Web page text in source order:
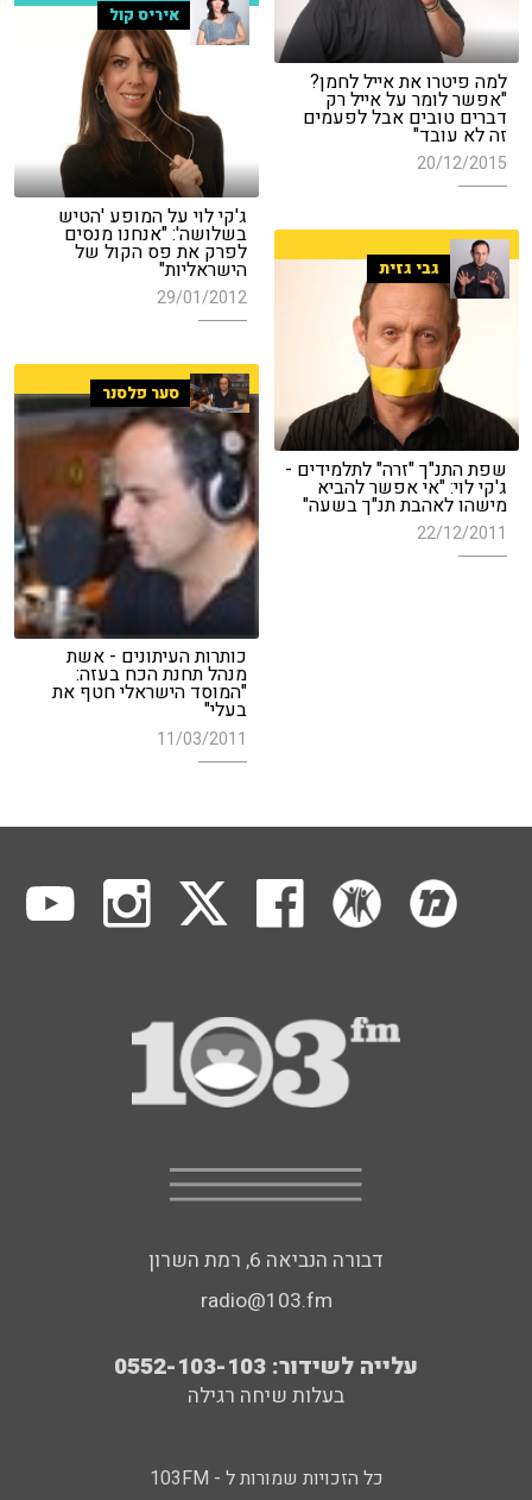
למה פיטרו את אייל לחמן?
"אפשר לומר על אייל רק
דברים טובים אבל לפעמים
זה לא עובד"
20/12/2015
איריס קול
ג'קי לוי על המופע 'הטיש
בשלושה': "אנחנו מנסים
לפרק את פס הקול של
הישראליות"
29/01/2012
גבי גזית
שפת התנ"ך "זרה" לתלמידים -
ג'קי לוי: "אי אפשר להביא
מישהו לאהבת תנ"ך בשעה"
22/12/2011
סער פלסנר
כותרות העיתונים - אשת
מנהל תחנת הכח בעזה:
"המוסד הישראלי חטף את
בעלי"
11/03/2011
דבורה הנביאה 6, רמת השרון
radio@103.fm
עלייה לשידור: 0552-103-103
בעלות שיחה רגילה
כל הזכויות שמורות ל - 103FM